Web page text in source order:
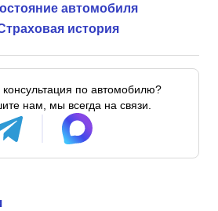
автомобиля
история
по автомобилю?
нам, мы всегда на связи.